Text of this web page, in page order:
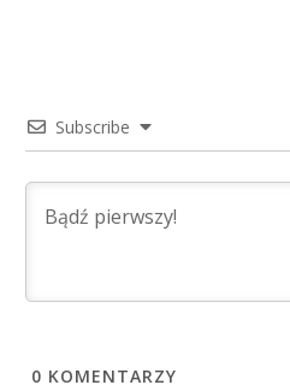
Subscribe
0 KOMENTARZY